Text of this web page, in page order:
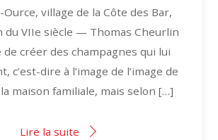
village de la Côte des Bar,
du VIIe siècle — Thomas Cheurlin
de créer des champagnes qui lui
c’est-dire à l’image de l’image de
maison familiale, mais selon […]
Lire la suite